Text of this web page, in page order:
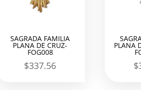
SAGRADA FAMILIA
PLANA DE CRUZ-
FOG008
$337.56
PLANA
$